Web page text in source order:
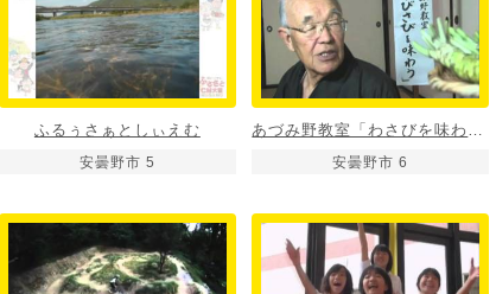
ふるぅさぁとしぃえむ
安曇野市 5 安曇野市 6